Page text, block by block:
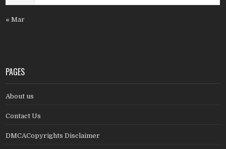
« Mar
PAGES
About us
Contact Us
DMCACopyrights Disclaimer